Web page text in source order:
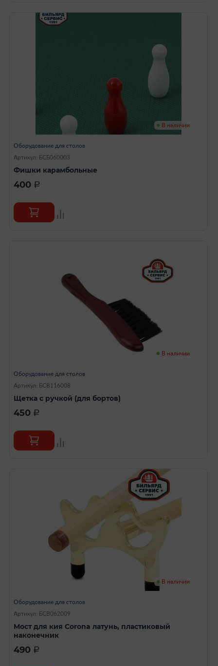
В наличии
Оборудование для столов
Артикул: БСБ060003
Фишки карамбольные
400 a
В наличии
Оборудование для столов
Артикул: БСВ116008
Щетка с ручкой (для бортов)
450 a
В наличии
Оборудование для столов
Артикул: БСВ062009
Mост для кия Corona латунь, пластиковый
наконечник
490 a